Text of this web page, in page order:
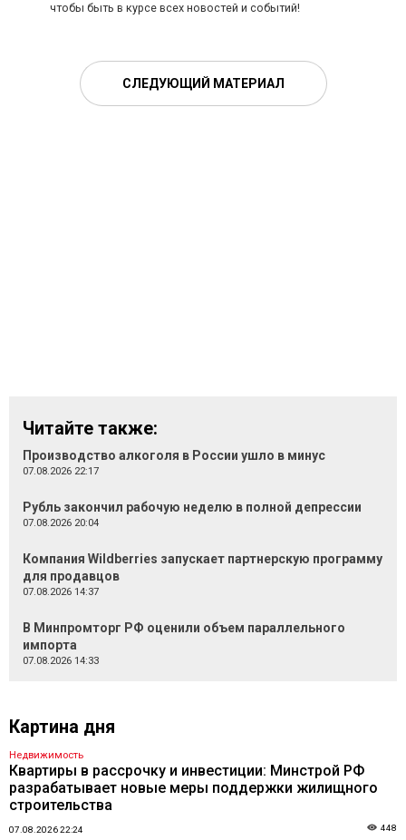
чтобы быть в курсе всех новостей и событий!
СЛЕДУЮЩИЙ МАТЕРИАЛ
Читайте также:
Производство алкоголя в России ушло в минус
07.08.2026 22:17
Рубль закончил рабочую неделю в полной депрессии
07.08.2026 20:04
Компания Wildberries запускает партнерскую программу
для продавцов
07.08.2026 14:37
В Минпромторг РФ оценили объем параллельного
импорта
07.08.2026 14:33
Картина дня
Недвижимость
Квартиры в рассрочку и инвестиции: Минстрой РФ
разрабатывает новые меры поддержки жилищного
строительства
07.08.2026 22:24 448